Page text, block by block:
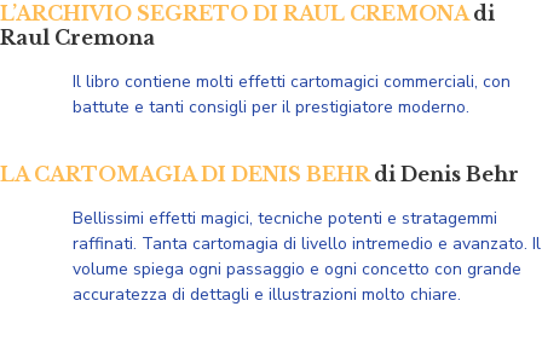
L’ARCHIVIO SEGRETO DI RAUL CREMONAdi
Raul Cremona
Il libro contiene molti effetti cartomagici commerciali, con
battute e tanti consigli per il prestigiatore moderno.
LA CARTOMAGIA DI DENIS BEHRdi Denis Behr
Bellissimi effetti magici, tecniche potenti e stratagemmi
raffinati. Tanta cartomagia di livello intremedio e avanzato. Il
volume spiega ogni passaggio e ogni concetto con grande
accuratezza di dettagli e illustrazioni molto chiare.